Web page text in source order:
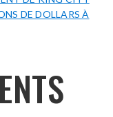
DE DOLLARS À